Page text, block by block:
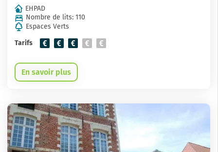
EHPAD
Nombre de lits: 110
Espaces Verts
Tarifs
En savoir plus